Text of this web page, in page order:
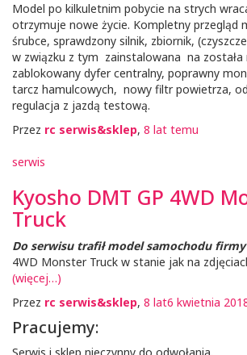
Model po kilkuletnim pobycie na strych
otrzymuje nowe życie. Kompletny przegląd
śrubce, sprawdzony silnik, zbiornik,
w związku z tym zainstalowana na została
zablokowany dyfer centralny, poprawny
tarcz hamulcowych, nowy filtr powietrza,
regulacja z jazdą testową.
Przez rc serwis&sklep, 8 lat temu
serwis
Kyosho DMT GP 4WD
Truck
Do serwisu trafił model samochodu firmy
4WD Monster Truck w stanie jak na
(więcej…)
Przez rc serwis&sklep, 8 lat6 kwietnia
Pracujemy: